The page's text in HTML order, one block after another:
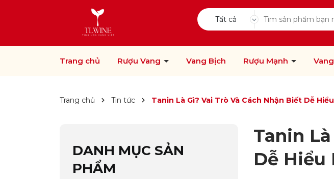
Tất cả
Trang chủ Rượu Vang Vang Bịch Rượu Mạnh
Trang chủ Tin tức Tanin Là Gì? Vai Trò Và Cách Nhận Biết Dễ
Tanin
Dễ Hiểu
DANH MỤC SẢN
PHẨM